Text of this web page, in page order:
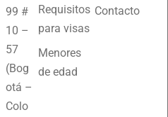
Contacto
Requisitos
para visas
Menores
de edad
99 #
10 –
57
(Bog
otá –
Colo